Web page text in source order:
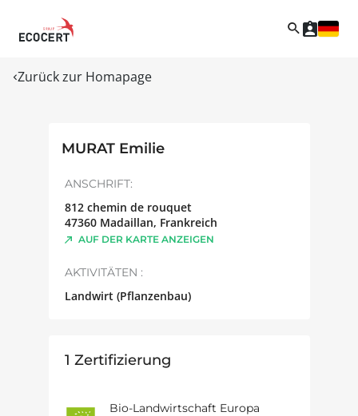
Zurück zur Homapage
MURAT Emilie
ANSCHRIFT:
812 chemin de rouquet
47360 Madaillan, Frankreich
AUF DER KARTE ANZEIGEN
AKTIVITÄTEN :
Landwirt (Pflanzenbau)
1 Zertifizierung
Bio-Landwirtschaft Europa